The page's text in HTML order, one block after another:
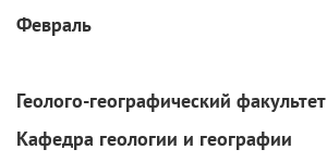
Февраль
Геолого-географический факультет
Кафедра геологии и географии